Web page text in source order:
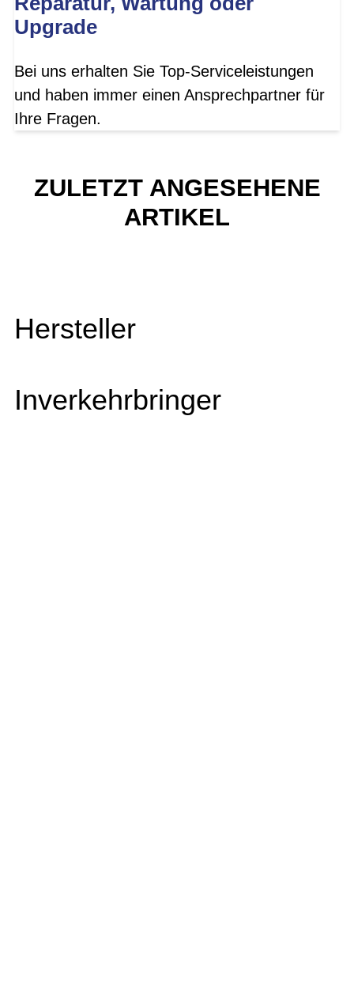
Upgrade
Bei uns erhalten Sie Top-Serviceleistungen
und haben immer einen Ansprechpartner für
Ihre Fragen.
ZULETZT ANGESEHENE
ARTIKEL
Hersteller
Inverkehrbringer